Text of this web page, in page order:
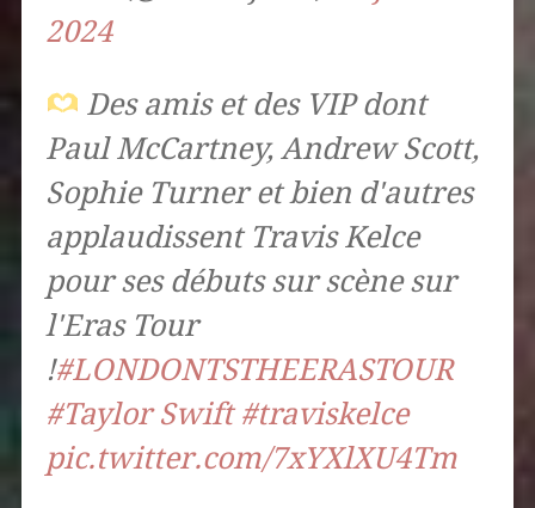
2024
Des amis et des VIP dont
Paul McCartney, Andrew Scott,
Sophie Turner et bien d'autres
applaudissent Travis Kelce
pour ses débuts sur scène sur
l'Eras ​​Tour
!#LONDONTSTHEERASTOUR
#Taylor Swift #traviskelce
pic.twitter.com/7xYXlXU4Tm